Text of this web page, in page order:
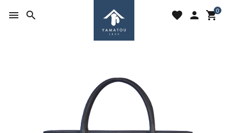
menu search favorite person 0
shopping_cart